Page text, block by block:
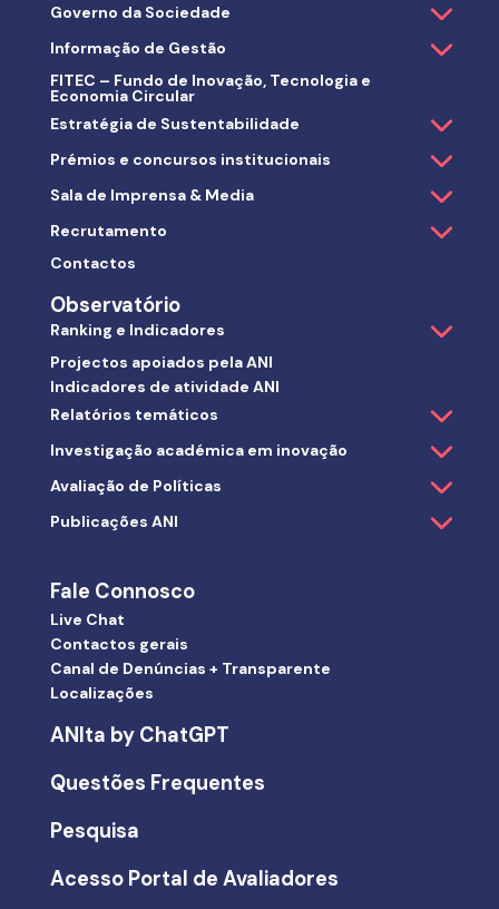
Governo da Sociedade
Informação de Gestão
FITEC – Fundo de Inovação, Tecnologia e
Economia Circular
Estratégia de Sustentabilidade
Prémios e concursos institucionais
Sala de Imprensa & Media
Recrutamento
Contactos
Observatório
Ranking e Indicadores
Projectos apoiados pela ANI
Indicadores de atividade ANI
Relatórios temáticos
Investigação académica em inovação
Avaliação de Políticas
Publicações ANI
Fale Connosco
Live Chat
Contactos gerais
Canal de Denúncias + Transparente
Localizações
ANIta by ChatGPT
Questões Frequentes
Pesquisa
Acesso Portal de Avaliadores